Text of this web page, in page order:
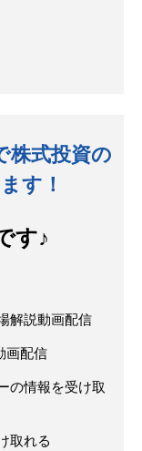
株式投資の
す！
す♪
解説動画配信
画配信
の情報を受け取
取れる